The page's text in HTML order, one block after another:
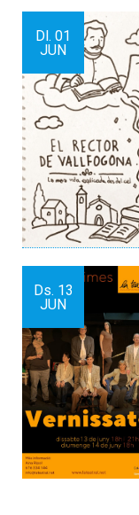
Dl. 01
JUN
Ds. 13
JUN